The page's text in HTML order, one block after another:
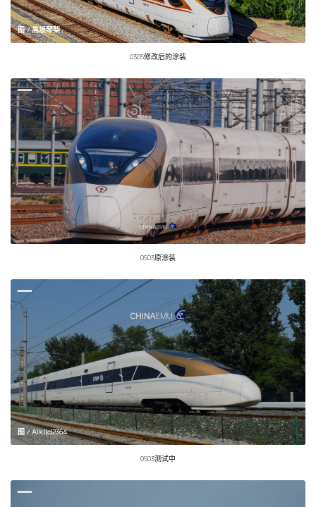
图 / 高坂琴梨
0305修改后的涂装
0503原涂装
图 / Aiklld2364
0503测试中